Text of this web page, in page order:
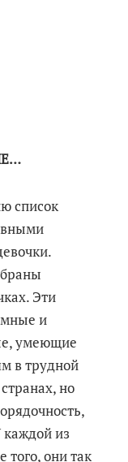
список
Эти
и
умеющие
в трудной
но
каждой из
того, они так